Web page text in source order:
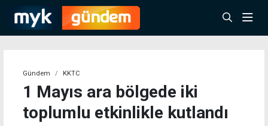
Gündem KKTC
1 Mayıs ara bölgede iki
toplumlu etkinlikle kutlandı